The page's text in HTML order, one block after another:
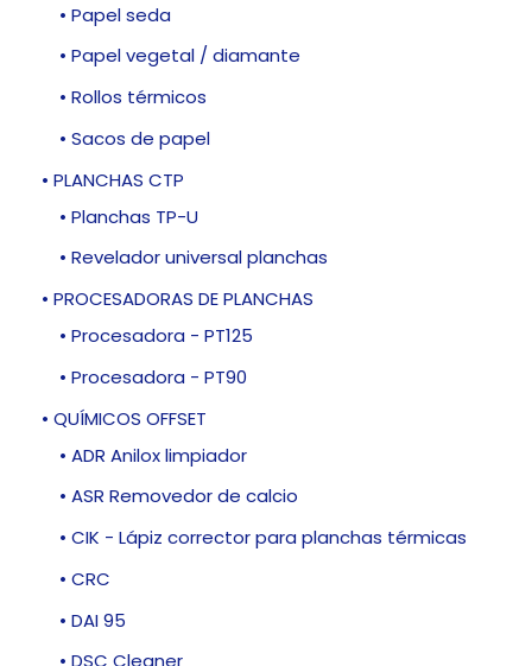
• Papel seda
• Papel vegetal / diamante
• Rollos térmicos
• Sacos de papel
• PLANCHAS CTP
• Planchas TP-U
• Revelador universal planchas
• PROCESADORAS DE PLANCHAS
• Procesadora - PT125
• Procesadora - PT90
• QUÍMICOS OFFSET
• ADR Anilox limpiador
• ASR Removedor de calcio
• CIK - Lápiz corrector para planchas térmicas
• CRC
• DAI 95